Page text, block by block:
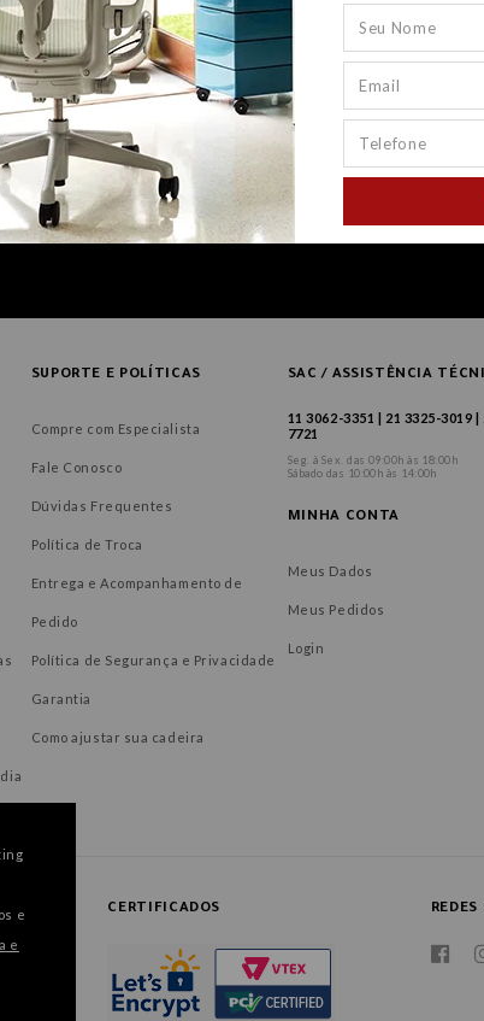
SUPORTE E POLÍTICAS
Compre com Especialista
Fale Conosco
Dúvidas Frequentes
Política de Troca
Entrega e Acompanhamento de
Pedido
Política de Segurança e Privacidade
Garantia
Como ajustar sua cadeira
SAC / ASSISTÊNCIA
11 3062-3351 | 21 3325-3019 |
7721
Seg. à Sex. das 09:00h às 18:00h
Sábado das 10:00h às 14:00h
MINHA CONTA
Meus Dados
Meus Pedidos
Login
CERTIFICADOS
e
e